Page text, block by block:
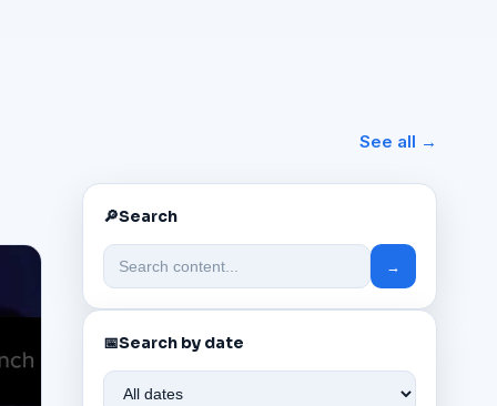
See all →
🔎Search
→
📅Search by date